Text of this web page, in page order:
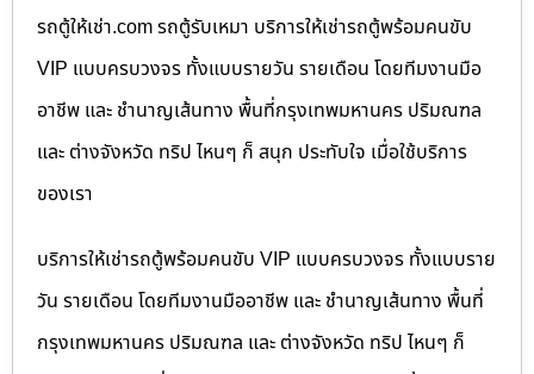
รถตู้ให้เช่า.com รถตู้รับเหมา บริการให้เช่ารถตู้พร้อมคนขับ
VIP แบบครบวงจร ทั้งแบบรายวัน รายเดือน โดยทีมงานมือ
อาชีพ และ ชำนาญเส้นทาง พื้นที่กรุงเทพมหานคร ปริมณฑล
และ ต่างจังหวัด ทริป ไหนๆ ก็ สนุก ประทับใจ เมื่อใช้บริการ
ของเรา
บริการให้เช่ารถตู้พร้อมคนขับ VIP แบบครบวงจร ทั้งแบบราย
วัน รายเดือน โดยทีมงานมืออาชีพ และ ชำนาญเส้นทาง พื้นที่
กรุงเทพมหานคร ปริมณฑล และ ต่างจังหวัด ทริป ไหนๆ ก็